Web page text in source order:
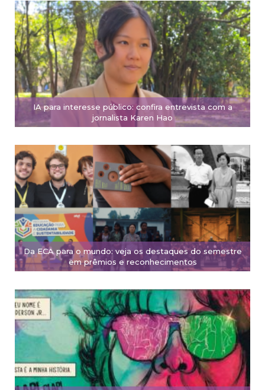
IA para interesse público: confira entrevista com a
jornalista Karen Hao
Da ECA para o mundo: veja os destaques do semestre
em prêmios e reconhecimentos